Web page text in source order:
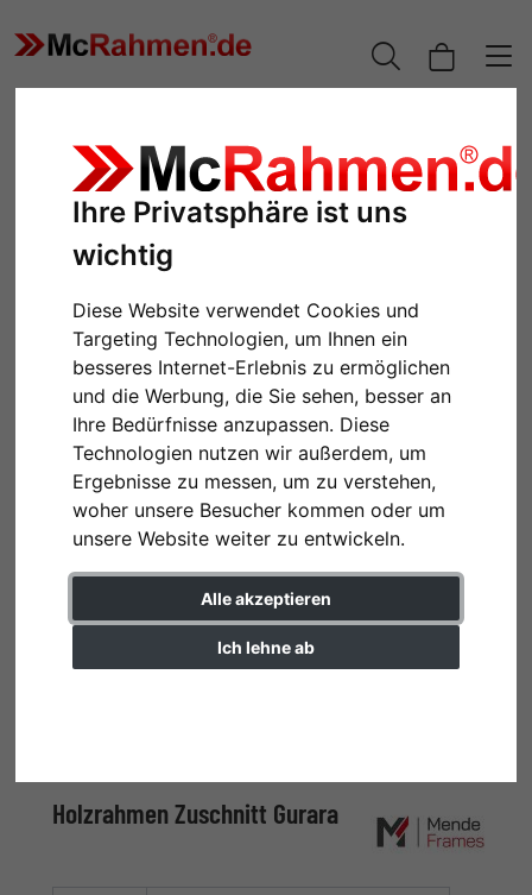
Ihre Privatsphäre ist uns
wichtig
Diese Website verwendet Cookies und
Targeting Technologien, um Ihnen ein
besseres Internet-Erlebnis zu ermöglichen
und die Werbung, die Sie sehen, besser an
Ihre Bedürfnisse anzupassen. Diese
Technologien nutzen wir außerdem, um
Ergebnisse zu messen, um zu verstehen,
woher unsere Besucher kommen oder um
unsere Website weiter zu entwickeln.
Alle akzeptieren
Ich lehne ab
Zurück
Holzrahmen Zuschnitt Gurara